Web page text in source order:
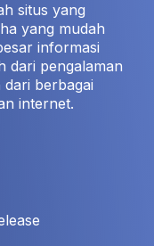
situs yang
yang mudah
informasi
dari pengalaman
berbagai
internet.